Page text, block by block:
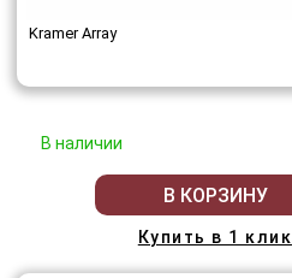
Kramer Array
В наличии
В КОРЗИНУ
Купить в 1 клик